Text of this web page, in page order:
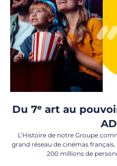
Du 7ᵉ art au
L’Histoire de notre Groupe
grand réseau de cinémas
200 millions de